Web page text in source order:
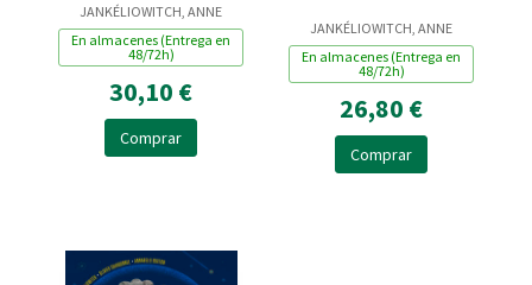
JANKÉLIOWITCH, ANNE
En almacenes (Entrega en
48/72h)
30,10 €
Comprar
JANKÉLIOWITCH, ANNE
En almacenes (Entrega en
48/72h)
26,80 €
Comprar